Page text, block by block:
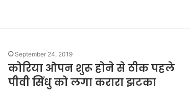
September 24, 2019
कोरिया ओपन शुरू होने से ठीक पहले
पीवी सिंधु को लगा करारा झटका